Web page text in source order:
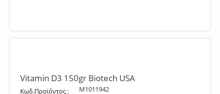
Vitamin D3 150gr Biotech USA
Κωδ.Προϊόντος : M1011942